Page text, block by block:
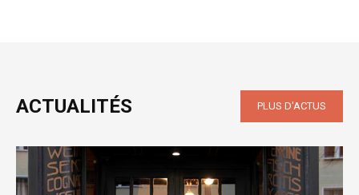
ACTUALITÉS PLUS D'ACTUS